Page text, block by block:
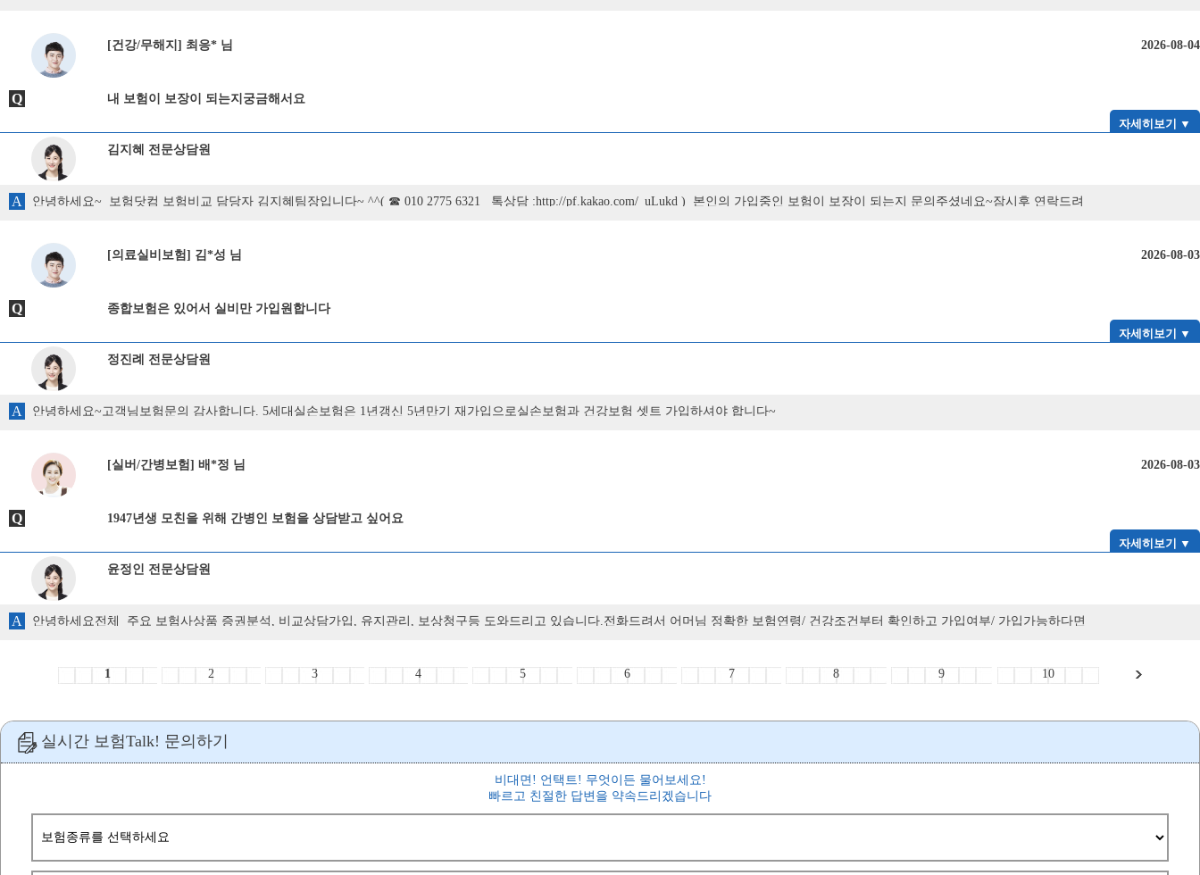
[건강/무해지] 최응* 님 2026-08-04
Q
내 보험이 보장이 되는지궁금해서요
자세히보기 ▼
김지혜 전문상담원
A
안녕하세요~ 보험닷컴 보험비교 담당자 김지혜팀장입니다~ ^^( ☎ 010 2775 6321 톡상담 :http://pf.kakao.com/_uLukd ) 본인의 가입중인 보험이 보장이 되는지 문의주셨네요~잠시후 연락드려
보시면 됩니다~ 뇌혈관진단비가 가입이 가능하다면 뇌경색 (뇌졸중)에 진단되도 뇌혈관진단비 가입금액을 보험금으로 지급받게 됩니다~ ^^심장질환진단비 는 > 허혈성진단비 > 급성심근경색
까지 포함되어 있는 보장특약으로 역시 심장관련한 진단비로는 보장범위가 가장넓어 급성심근경색보다 훨씬 넓습니다! 정확한 상담은 비교설계를 전송드린 후 재통화드려 자세한 안내도와드리
겠습니다~^^ 행복한 하루 되세요~보험닷컴 보험비교 담당자 김지혜팀장입니다~ ^^( ☎ 010 2775 6321 톡상담 :http://pf.kakao.com/_uLukd )
[의료실비보험] 김*성 님 2026-08-03
Q
종합보험은 있어서 실비만 가입원합니다
자세히보기 ▼
정진례 전문상담원
A 안녕하세요~고객님보험문의 감사합니다. 5세대실손보험은 1년갱신 5년만기 재가입으로실손보험과 건강보험 셋트 가입하셔야 합니다~
[실버/간병보험] 배*정 님 2026-08-03
Q
1947년생 모친을 위해 간병인 보험을 상담받고 싶어요
자세히보기 ▼
윤정인 전문상담원
A
안녕하세요전체 주요 보험사상품 증권분석, 비교상담가입, 유지관리, 보상청구등 도와드리고 있습니다.전화드려서 어머님 정확한 보험연령/ 건강조건부터 확인하고 가입여부/ 가입가능하다면
1 2 3 4 5 6 7 8 9 10
실시간 보험Talk! 문의하기
비대면! 언택트! 무엇이든 물어보세요!
빠르고 친절한 답변을 약속드리겠습니다